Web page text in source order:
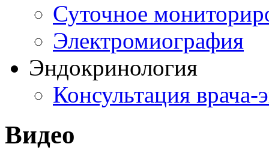
Суточное
Электромиография
Эндокринология
Консультация врача-
Видео